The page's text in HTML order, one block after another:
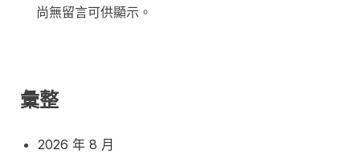
尚無留言可供顯示。
彙整
2026 年 8 月